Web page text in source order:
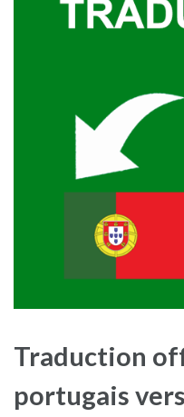
Traduction
portugais